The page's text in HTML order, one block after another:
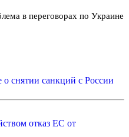
в переговорах по Украине
снятии санкций с России
отказ ЕС от